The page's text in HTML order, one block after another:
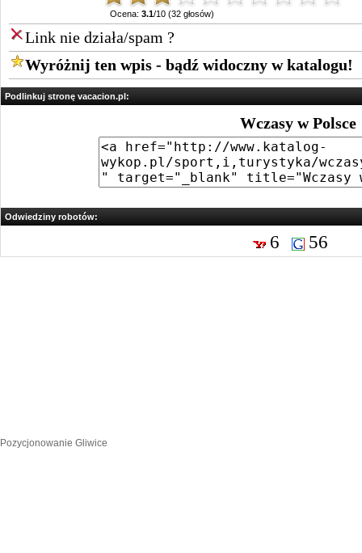
Ocena: 3.1/10 (32 głosów)
Link nie działa/spam ?
Wyróżnij ten wpis - bądź widoczny w katalogu!
Podlinkuj stronę vacacion.pl:
Wczasy w Polsce
Odwiedziny robotów:
6 56
Pozycjonowanie Gliwice